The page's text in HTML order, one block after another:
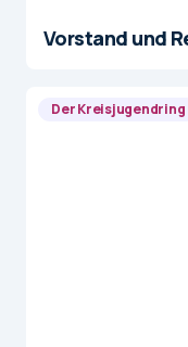
Vorstand und
Der Kreisjugendring